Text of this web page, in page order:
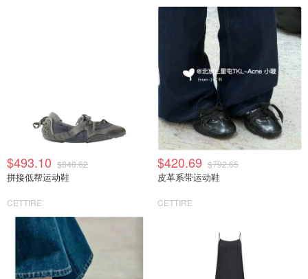
$493.10 $840.62
拼接低帮运动鞋
CETTIRE
$420.69 $792.65
皮革系带运动鞋
CETTIRE